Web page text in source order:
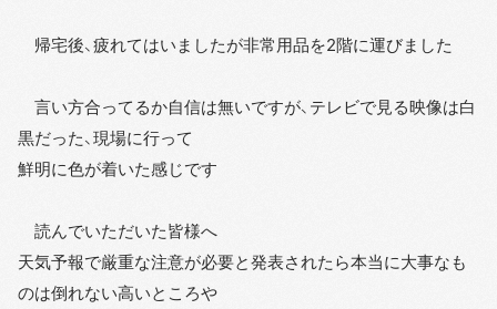
帰宅後、疲れてはいましたが非常用品を2階に運びました
言い方合ってるか自信は無いですが、テレビで見る映像は白
黒だった、現場に行って
鮮明に色が着いた感じです
読んでいただいた皆様へ
天気予報で厳重な注意が必要と発表されたら本当に大事なも
のは倒れない高いところや